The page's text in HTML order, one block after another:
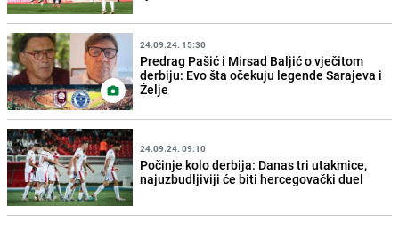
24.09.24. 15:30
Predrag Pašić i Mirsad Baljić o vječitom
derbiju: Evo šta očekuju legende Sarajeva i
Želje
24.09.24. 09:10
Počinje kolo derbija: Danas tri utakmice,
najuzbudljiviji će biti hercegovački duel